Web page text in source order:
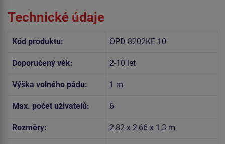
Technické údaje
Kód produktu: OPD-8202KE-10
Doporučený věk: 2-10 let
Výška volného pádu: 1 m
Max. počet uživatelů: 6
Rozměry: 2,82 x 2,66 x 1,3 m